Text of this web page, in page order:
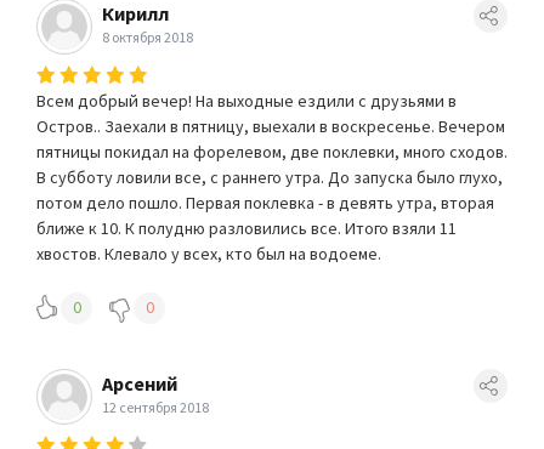
Кирилл
8 октября 2018
Всем добрый вечер! На выходные ездили с друзьями в
Остров.. Заехали в пятницу, выехали в воскресенье. Вечером
пятницы покидал на форелевом, две поклевки, много сходов.
В субботу ловили все, с раннего утра. До запуска было глухо,
потом дело пошло. Первая поклевка - в девять утра, вторая
ближе к 10. К полудню разловились все. Итого взяли 11
хвостов. Клевало у всех, кто был на водоеме.
0 0
Арсений
12 сентября 2018